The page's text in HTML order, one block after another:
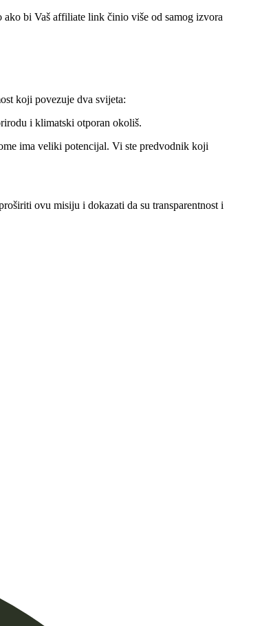
bi Vaš affiliate link činio više od samog izvora
koji povezuje dva svijeta:
i klimatski otporan okoliš.
ima veliki potencijal. Vi ste predvodnik koji
ovu misiju i dokazati da su transparentnost i